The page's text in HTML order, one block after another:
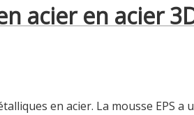
acier en acier
en acier. La mousse EPS a